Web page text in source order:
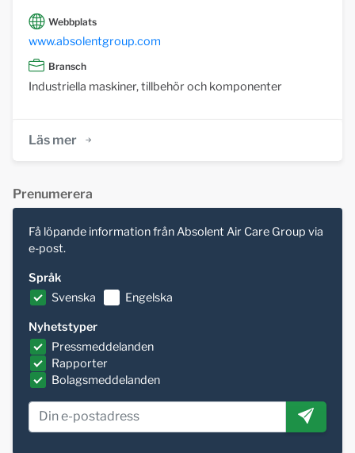
Webbplats
www.absolentgroup.com
Bransch
Industriella maskiner, tillbehör och komponenter
Läs mer
Prenumerera
Få löpande information från Absolent Air Care Group via
e-post.
Språk
Svenska
Engelska
Nyhetstyper
Pressmeddelanden
Rapporter
Bolagsmeddelanden